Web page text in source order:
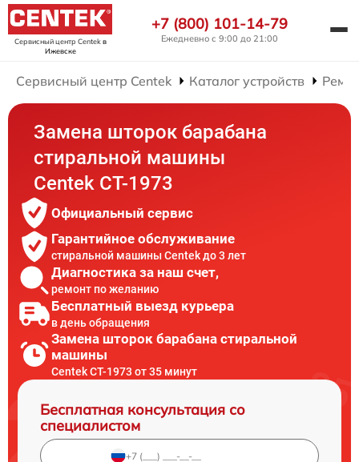
Сервисный центр Centekв
Ижевске
+7 (800) 101-14-79
Ежедневно с 9:00 до 21:00
Сервисный центр Centek Каталог устройств
Замена шторок барабана
стиральной машины
Centek CT-1973
Официальный сервис
Гарантийное обслуживание
стиральной машины Centek до 3 лет
Диагностика за наш счет,
ремонт по желанию
Бесплатный выезд курьера
в день обращения
Замена шторок барабана стиральной
машины
Centek CT-1973 от 35 минут
Бесплатная консультация со
специалистом